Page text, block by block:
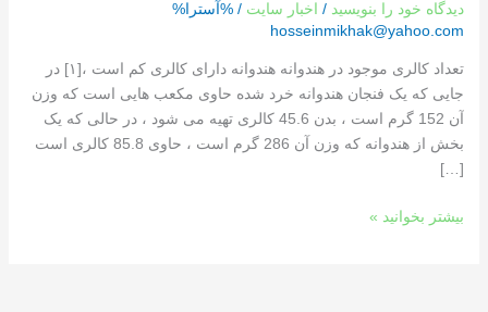
دیدگاه‌ خود را بنویسید / اخبار سایت / %آسترا%
hosseinmikhak@yahoo.com
تعداد کالری موجود در هندوانه هندوانه دارای کالری کم است ،[١] در
جایی که یک فنجان هندوانه خرد شده حاوی مکعب هایی است که وزن
آن 152 گرم است ، بدن 45.6 کالری تهیه می شود ، در حالی که یک
بخش از هندوانه که وزن آن 286 گرم است ، حاوی 85.8 کالری است
[…]
بیشتر بخوانید »